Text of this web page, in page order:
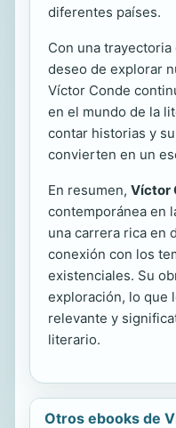
diferentes países.
Con una
deseo de explorar
Víctor Conde
en el mundo de la
contar historias y
convierten en un
En resumen, Víctor
contemporánea en
una carrera rica en
conexión con los
existenciales. Su
exploración, lo que
relevante y
literario.
Otros ebooks de